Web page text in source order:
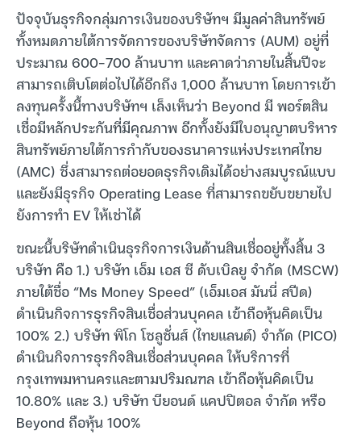
ปัจจุบันธุรกิจกลุ่มการเงินของบริษัทฯ มีมูลค่าสินทรัพย์
ทั้งหมดภายใต้การจัดการของบริษัทจัดการ (AUM) อยู่ที่
ประมาณ 600-700 ล้านบาท และคาดว่าภายในสิ้นปีจะ
สามารถเติบโตต่อไปได้อีกถึง 1,000 ล้านบาท โดยการเข้า
ลงทุนครั้งนี้ทางบริษัทฯ เล็งเห็นว่า Beyond มี พอร์ตสิน
เชื่อมีหลักประกันที่มีคุณภาพ อีกทั้งยังมีใบอนุญาตบริหาร
สินทรัพย์ภายใต้การกำกับของธนาคารแห่งประเทศไทย
(AMC) ซึ่งสามารถต่อยอดธุรกิจเดิมได้อย่างสมบูรณ์แบบ
และยังมีธุรกิจ Operating Lease ที่สามารถขยับขยายไป
ยังการทำ EV ให้เช่าได้
ขณะนี้บริษัทดำเนินธุรกิจการเงินด้านสินเชื่ออยู่ทั้งสิ้น 3
บริษัท คือ 1.) บริษัท เอ็ม เอส ซี ดับเบิลยู จำกัด (MSCW)
ภายใต้ชื่อ “Ms Money Speed” (เอ็มเอส มันนี่ สปีด)
ดำเนินกิจการธุรกิจสินเชื่อส่วนบุคคล เข้าถือหุ้นคิดเป็น
100% 2.) บริษัท พิโก โซลูชั่นส์ (ไทยแลนด์) จำกัด (PICO)
ดำเนินกิจการธุรกิจสินเชื่อส่วนบุคคล ให้บริการที่
กรุงเทพมหานครและตามปริมณฑล เข้าถือหุ้นคิดเป็น
10.80% และ 3.) บริษัท บียอนด์ แคปปิตอล จำกัด หรือ
Beyond ถือหุ้น 100%